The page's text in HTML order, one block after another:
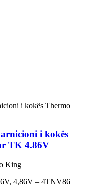
i kokës
TK 4.86V
King
4,86V – 4TNV86